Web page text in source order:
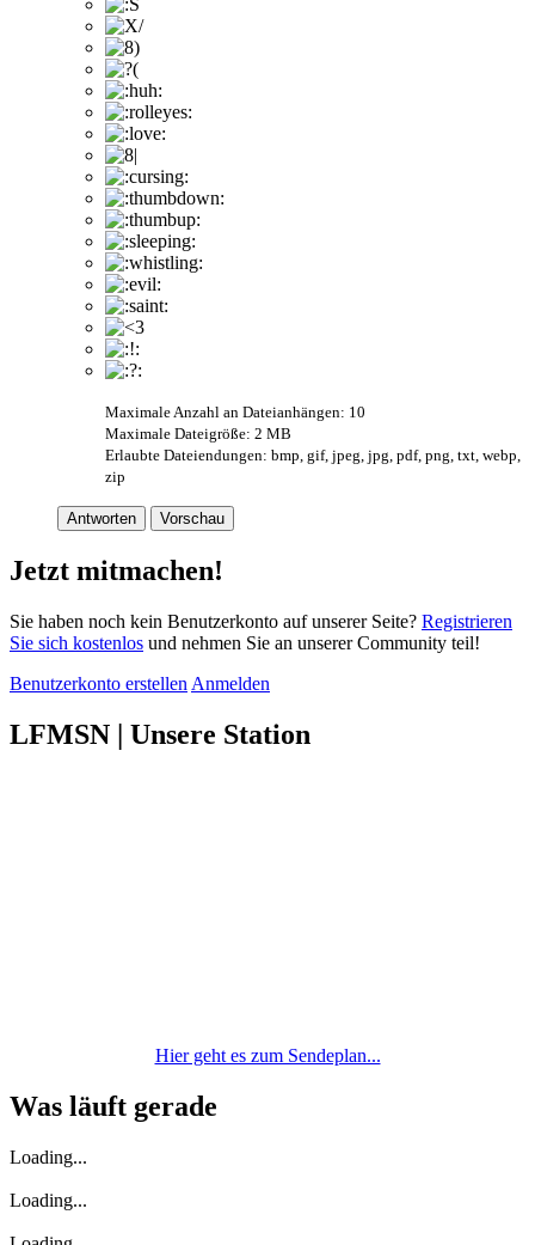
Maximale Anzahl an Dateianhängen: 10
Maximale Dateigröße: 2 MB
Erlaubte Dateiendungen: bmp, gif, jpeg, jpg, pdf, png, txt, webp,
zip
Antworten Vorschau
Jetzt mitmachen!
Sie haben noch kein Benutzerkonto auf unserer Seite? Registrieren
Sie sich kostenlos und nehmen Sie an unserer Community teil!
Benutzerkonto erstellen Anmelden
LFMSN | Unsere Station
Hier geht es zum Sendeplan...
Was läuft gerade
Loading...
Loading...